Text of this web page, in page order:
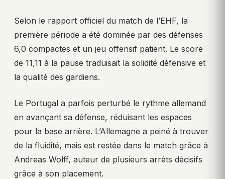
Selon le rapport officiel du match de l’EHF, la
première période a été dominée par des défenses
6,0 compactes et un jeu offensif patient. Le score
de 11,11 à la pause traduisait la solidité défensive et
la qualité des gardiens.
Le Portugal a parfois perturbé le rythme allemand
en avançant sa défense, réduisant les espaces
pour la base arrière. L’Allemagne a peiné à trouver
de la fluidité, mais est restée dans le match grâce à
Andreas Wolff, auteur de plusieurs arrêts décisifs
grâce à son placement.